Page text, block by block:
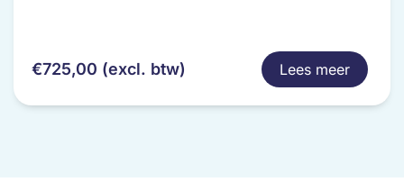
€725,00 (excl. btw) Lees meer